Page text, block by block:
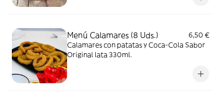
Menú Calamares (8 Uds.)
6,50 €
Calamares con patatas y Coca-Cola Sabor
Original lata 330ml.